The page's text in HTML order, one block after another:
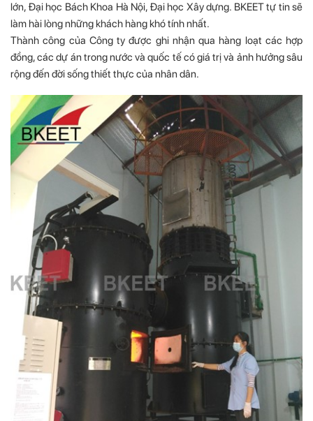
lớn, Đại học Bách Khoa Hà Nội, Đại học Xây dựng. BKEET tự tin sẽ
làm hài lòng những khách hàng khó tính nhất.
Thành công của Công ty được ghi nhận qua hàng loạt các hợp
đồng, các dự án trong nước và quốc tế có giá trị và ảnh hưởng sâu
rộng đến đời sống thiết thực của nhân dân.